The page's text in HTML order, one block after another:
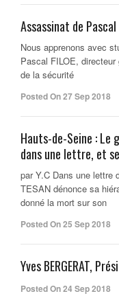
Assassinat de
Nous apprenons avec
Pascal FILOE,
de la sécurité
Posted On 27 Sep 2018
Hauts-de-Seine : Le
dans une lettre, et
par Y.C Dans une lettre
TESAN dénonce sa
donné la mort sur son
Posted On 25 Sep 2018
Yves BERGERAT,
Posted On 24 Sep 2018